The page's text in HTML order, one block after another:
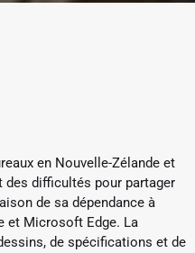
en Nouvelle-Zélande et
des difficultés pour partager
de sa dépendance à
et Microsoft Edge. La
de spécifications et de